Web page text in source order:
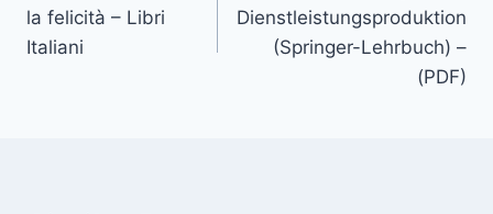
la felicità – Libri
Italiani
Dienstleistungsproduktion
(Springer-Lehrbuch) –
(PDF)